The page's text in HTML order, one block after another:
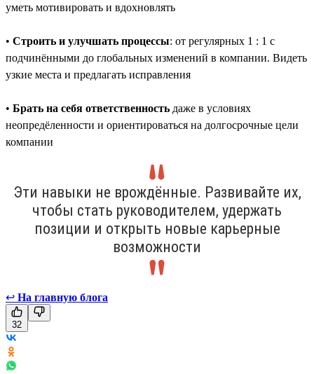
уметь мотивировать и вдохновлять
• Строить и улучшать процессы: от регулярных 1 : 1 с
подчинёнными до глобальных изменений в компании. Видеть
узкие места и предлагать исправления
• Брать на себя ответственность даже в условиях
неопредёленности и ориентироваться на долгосрочные цели
компании
Эти навыки не врождённые. Развивайте их,
чтобы стать руководителем, удержать
позиции и открыть новые карьерные
возможности
↩ На главную блога
32